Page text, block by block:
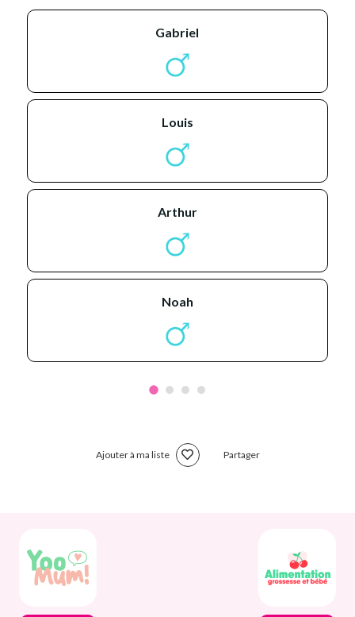
gabriel
louis
arthur
noah
Ajouter à ma liste Partager